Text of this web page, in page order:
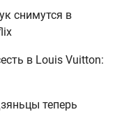
снимутся в
в Louis Vuitton:
теперь